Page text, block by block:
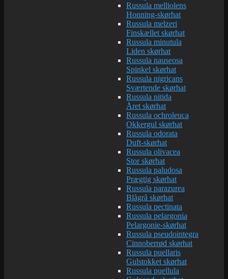
Russula melliolens
Honning-skørhat
Russula melzeri
Finskællet skørhat
Russula minutula
Liden skørhat
Russula nauseosa
Spinkel skørhat
Russula nigricans
Sværtende skørhat
Russula nitida
Året skørhat
Russula ochroleuca
Okkergul skørhat
Russula odorata
Duft-skørhat
Russula olivacea
Stor skørhat
Russula paludosa
Prægtig skørhat
Russula parazurea
Blågrå skørhat
Russula pectinata
Russula pelargonia
Pelargonie-skørhat
Russula pseudointegra
Cinnoberrød skørhat
Russula puellaris
Gulstokket skørhat
Russula puellula